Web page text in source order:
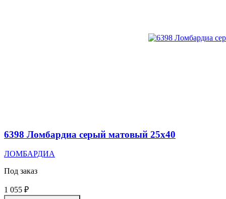
6398 Ломбардиа серый матовый 25х40
ЛОМБАРДИА
Под заказ
1 055 ₽